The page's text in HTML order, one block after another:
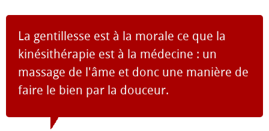
La gentillesse est à la morale ce que la
kinésithérapie est à la médecine : un
massage de l'âme et donc une manière de
faire le bien par la douceur.